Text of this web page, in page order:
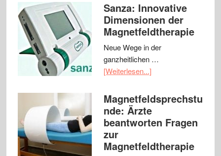
Sanza: Innovative
Dimensionen der
Magnetfeldtherapie
Neue Wege in der
ganzheitlichen …
[Weiterlesen...]
Magnetfeldsprechstu
nde: Ärzte
beantworten Fragen
zur
Magnetfeldtherapie